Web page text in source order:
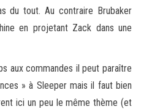
du tout. Au contraire Brubaker
en projetant Zack dans une
aux commandes il peut paraître
» à Sleeper mais il faut bien
ici un peu le même thème (et